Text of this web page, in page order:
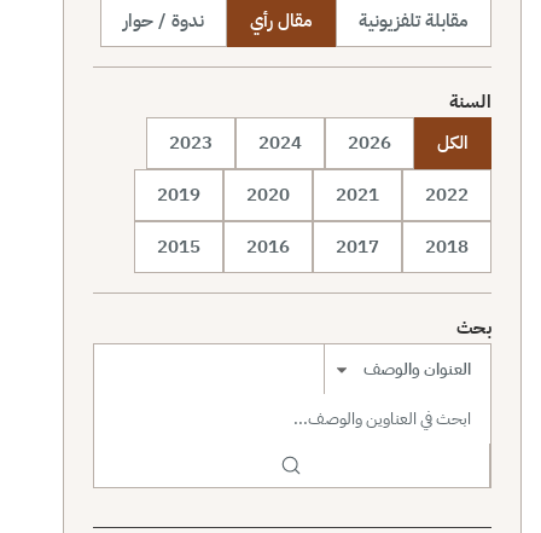
مقابلة تلفزيونية
مقال رأي ندوة / حوار
السنة
الكل
2026
2024
2023
2022
2021
2020
2019
2018
2017
2016
2015
بحث
نطاق البحث